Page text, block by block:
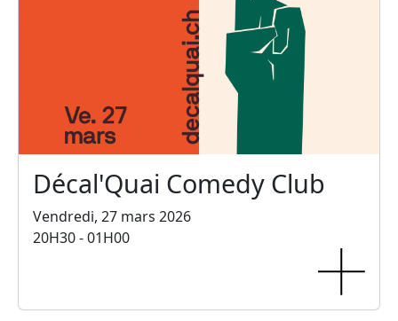
Décal'Quai Comedy Club
Vendredi, 27 mars 2026
20H30 - 01H00